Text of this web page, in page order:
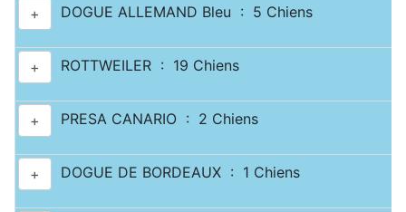
+ DOGUE ALLEMAND Bleu : 5 Chiens
+ ROTTWEILER : 19 Chiens
+ PRESA CANARIO : 2 Chiens
+ DOGUE DE BORDEAUX : 1 Chiens